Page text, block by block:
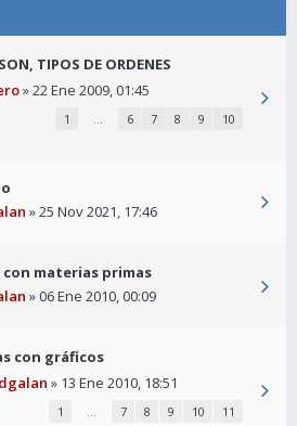
TIPOS DE ORDENES
» 22 Ene 2009, 01:45
1 … 6 7 8 9 10
» 25 Nov 2021, 17:46
con materias primas
» 06 Ene 2010, 00:09
con gráficos
» 13 Ene 2010, 18:51
1 … 7 8 9 10 11